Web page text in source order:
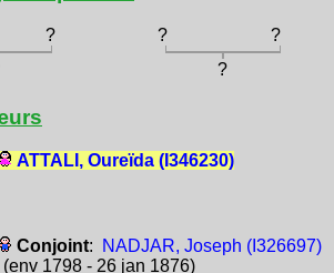
? ?
?
?
ATTALI, Oureïda (I346230)
Conjoint:
NADJAR, Joseph (I326697)
(env 1798 - 26 jan 1876)